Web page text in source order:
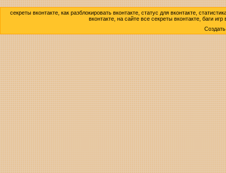
секреты вконтакте, как разблокировать вконтакте, статус для вконтакте,
вконтакте, на сайте все секреты вконтакте, баги